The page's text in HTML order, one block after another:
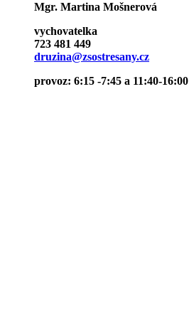
Mgr. Martina Mošnerová
vychovatelka
723 481 449
druzina@zsostresany.cz
provoz: 6:15 -7:45 a 11:40-16:00